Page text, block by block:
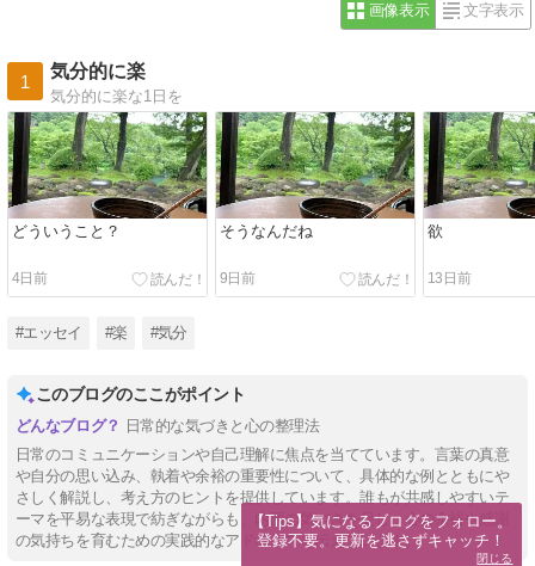
画像表示 文字表示
1
気分的に楽
気分的に楽な1日を
どういうこと？
4日前
そうなんだね
9日前
欲
13日前
#エッセイ #楽 #気分
このブログのここがポイント
日常的な気づきと心の整理法
日常のコミュニケーションや自己理解に焦点を当てています。言葉の真意
や自分の思い込み、執着や余裕の重要性について、具体的な例とともにや
さしく解説し、考え方のヒントを提供しています。誰もが共感しやすいテ
ーマを平易な表現で紡ぎながらも、内面の気づきを促し、心の余裕や感謝
の気持ちを育むための実践的なアドバイスを伝えています。
【Tips】気になるブログをフォロー。
登録不要。更新を逃さずキャッチ！
閉じる